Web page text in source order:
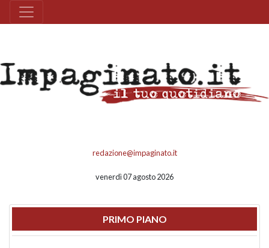
redazione@impaginato.it
venerdì 07 agosto 2026
PRIMO PIANO